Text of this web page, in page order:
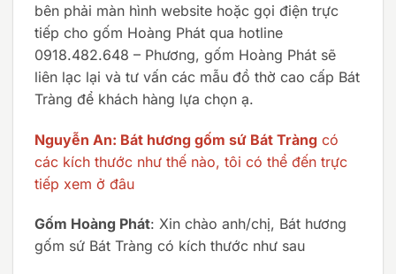
bên phải màn hình website hoặc gọi điện trực
tiếp cho gốm Hoàng Phát qua hotline
0918.482.648 – Phương, gốm Hoàng Phát sẽ
liên lạc lại và tư vấn các mẫu đồ thờ cao cấp Bát
Tràng để khách hàng lựa chọn ạ.
Nguyễn An: Bát hương gốm sứ Bát Tràng có
các kích thước như thế nào, tôi có thể đến trực
tiếp xem ở đâu
Gốm Hoàng Phát: Xin chào anh/chị, Bát hương
gốm sứ Bát Tràng có kích thước như sau